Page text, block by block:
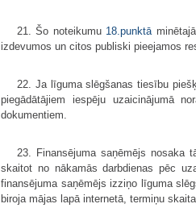
21. Šo noteikumu 18.punktā
izdevumos un citos publiski pieejamos
22. Ja līguma slēgšanas tiesību
piegādātājiem iespēju uzaicinājumā
dokumentiem.
23. Finansējuma saņēmējs nosaka
skaitot no nākamās darbdienas pēc
finansējuma saņēmējs izziņo līguma
biroja mājas lapā internetā, termiņu